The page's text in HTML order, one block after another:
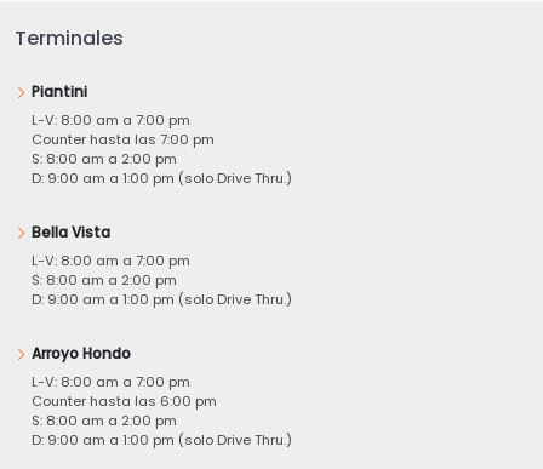
Terminales
Piantini
L-V: 8:00 am a 7:00 pm
Counter hasta las 7:00 pm
S: 8:00 am a 2:00 pm
D: 9:00 am a 1:00 pm (solo Drive Thru.)
Bella Vista
L-V: 8:00 am a 7:00 pm
S: 8:00 am a 2:00 pm
D: 9:00 am a 1:00 pm (solo Drive Thru.)
Arroyo Hondo
L-V: 8:00 am a 7:00 pm
Counter hasta las 6:00 pm
S: 8:00 am a 2:00 pm
D: 9:00 am a 1:00 pm (solo Drive Thru.)